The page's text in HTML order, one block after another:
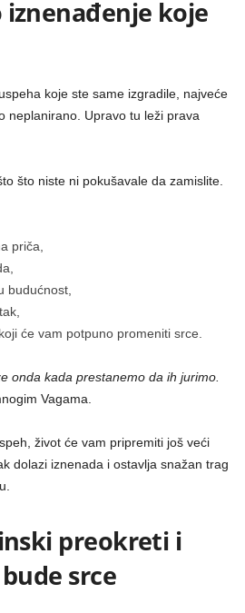
koje
koje ste same izgradile, najveće
neplanirano. Upravo tu leži prava
što niste ni pokušavale da zamislite.
priča,
budućnost,
će vam potpuno promeniti srce.
onda kada prestanemo da ih jurimo.
Vagama.
život će vam pripremiti još veći
dolazi iznenada i ostavlja snažan trag
preokreti i
srce